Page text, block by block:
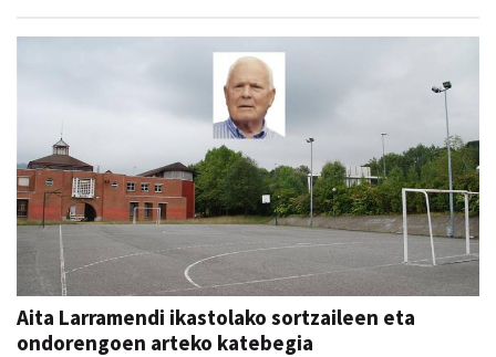
Aita Larramendi ikastolako sortzaileen eta
ondorengoen arteko katebegia